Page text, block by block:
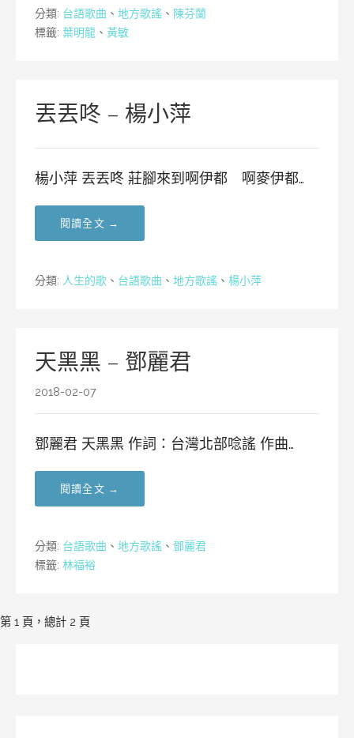
分類: 台語歌曲 、 地方歌謠 、 陳芬蘭
標籤: 葉明龍 、 黃敏
丟丟咚 – 楊小萍
楊小萍 丟丟咚 莊腳來到啊伊都 啊麥伊都…
閱讀全文 →
分類: 人生的歌 、 台語歌曲 、 地方歌謠 、 楊小萍
天黑黑 – 鄧麗君
2018-02-07
鄧麗君 天黑黑 作詞：台灣北部唸謠 作曲…
閱讀全文 →
分類: 台語歌曲 、 地方歌謠 、 鄧麗君
標籤: 林福裕
[文
第 1 頁，總計 2 頁